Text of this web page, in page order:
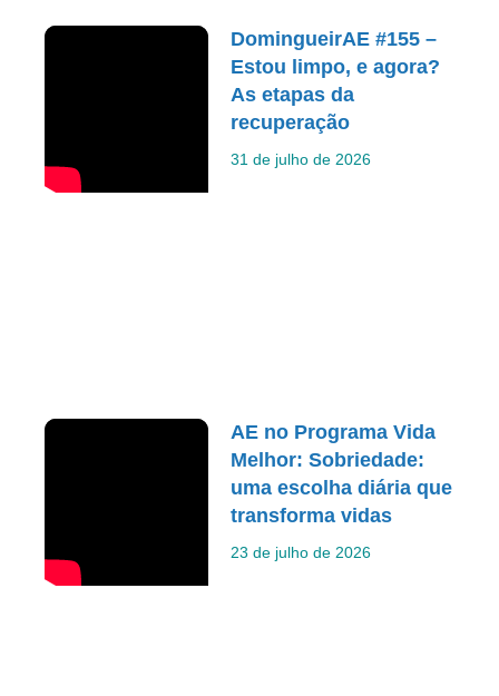
DomingueirAE #155 –
Estou limpo, e agora?
As etapas da
recuperação
31 de julho de 2026
AE no Programa Vida
Melhor: Sobriedade:
uma escolha diária que
transforma vidas
23 de julho de 2026